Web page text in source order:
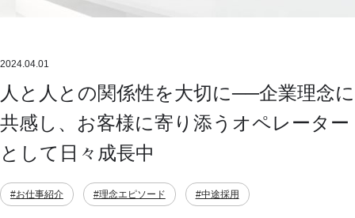
2024.04.01
人と人との関係性を大切に──企業理念に
共感し、お客様に寄り添うオペレーター
として日々成長中
#お仕事紹介 #理念エピソード #中途採用